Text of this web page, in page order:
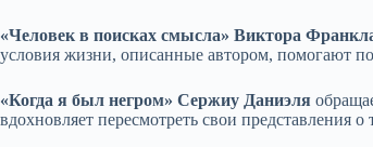
«Человек в поисках смысла» Виктора
условия жизни, описанные автором, помогают
«Когда я был негром» Сержиу Даниэля
вдохновляет пересмотреть свои представления о